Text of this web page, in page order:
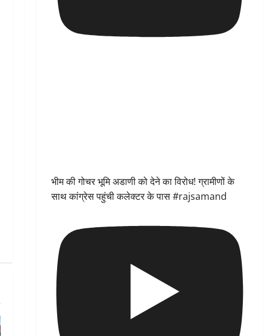
भीम की गोचर भूमि अडाणी को देने का विरोध! ग्रामीणों के
साथ कांग्रेस पहुंची कलेक्टर के पास #rajsamand